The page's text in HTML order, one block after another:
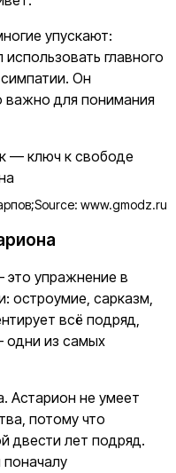
упускают:
главного
Он
важно для понимания
Source: www.gmodz.ru
это упражнение в
остроумие, сарказм,
всё подряд,
одни из самых
Астарион не умеет
потому что
двести лет подряд.